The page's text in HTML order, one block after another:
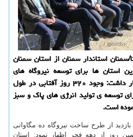
استاندار سمنان از استان سمنان
استان ها برای توسعه نیروگاه های
خورشیدی نام برد و اظهار داشت: وجود ۳۲۰ روز آفتابی در طول
توسعه ی تولید انرژی های پاك و سبز
است.
از طرح ساخت نیروگاه ده مگاواتی
روز از دهه فجر اظهار نمود: استان